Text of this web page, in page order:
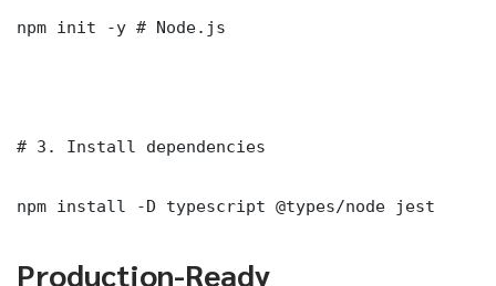
npm init -y # Node.js
# 3. Install dependencies
npm install -D typescript @types/node jest
Production-Ready